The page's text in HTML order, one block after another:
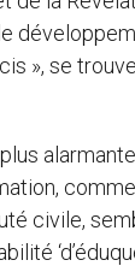
», se
civile,